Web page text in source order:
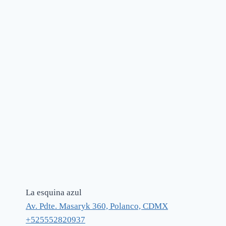
La esquina azul
Av. Pdte. Masaryk 360, Polanco, CDMX
+525552820937